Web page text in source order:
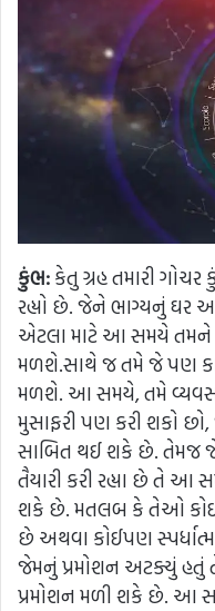
કુંભ:કેતુ ગ્રહ તમારી ગોચર
રહ્યો છે. જેને ભાગ્યનું ઘર
એટલા માટે આ સમયે તમને
મળશે.સાથે જ તમે જે પણ
મળશે. આ સમયે, તમે
મુસાફરી પણ કરી શકો છો,
સાબિત થઈ શકે છે. તેમજ જે
તૈયારી કરી રહ્યા છે તે આ
શકે છે. મતલબ કે તેઓ
છે અથવા કોઈપણ
જેમનું પ્રમોશન અટક્યું
પ્રમોશન મળી શકે છે. આ